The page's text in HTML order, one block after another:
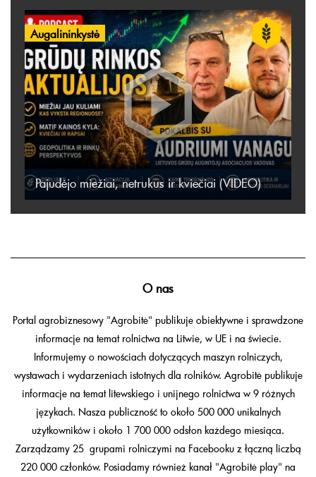
Augalininkystė
Pajudėjo miežiai, netrukus ir kviečiai (VIDEO)
O nas
Portal agrobiznesowy "Agrobitė" publikuje obiektywne i sprawdzone
informacje na temat rolnictwa na Litwie, w UE i na świecie.
Informujemy o nowościach dotyczących maszyn rolniczych,
wystawach i wydarzeniach istotnych dla rolników. Agrobitė publikuje
informacje na temat litewskiego i unijnego rolnictwa w 9 różnych
językach. Nasza publiczność to około 500 000 unikalnych
użytkowników i około 1 700 000 odsłon każdego miesiąca.
Zarządzamy 25 grupami rolniczymi na Facebooku z łączną liczbą
220 000 członków. Posiadamy również kanał "Agrobitė play" na